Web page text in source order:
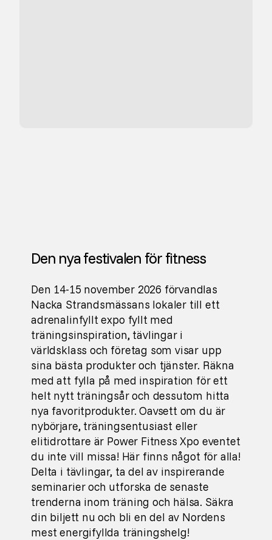
Den nya festivalen för fitness
Den 14-15 november 2026 förvandlas
Nacka Strandsmässans lokaler till ett
adrenalinfyllt expo fyllt med
träningsinspiration, tävlingar i
världsklass och företag som visar upp
sina bästa produkter och tjänster. Räkna
med att fylla på med inspiration för ett
helt nytt träningsår och dessutom hitta
nya favoritprodukter. Oavsett om du är
nybörjare, träningsentusiast eller
elitidrottare är Power Fitness Xpo eventet
du inte vill missa! Här finns något för alla!
Delta i tävlingar, ta del av inspirerande
seminarier och utforska de senaste
trenderna inom träning och hälsa. Säkra
din biljett nu och bli en del av Nordens
mest energifyllda träningshelg!